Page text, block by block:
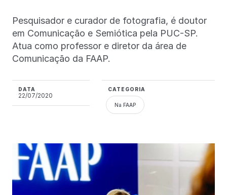
Pesquisador e curador de fotografia, é doutor
em Comunicação e Semiótica pela PUC-SP.
Atua como professor e diretor da área de
Comunicação da FAAP.
DATA
22/07/2020
CATEGORIA
Na FAAP